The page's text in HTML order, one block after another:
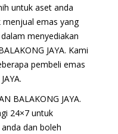
untuk aset anda
menjual emas yang
menyediakan
JAYA. Kami
pembeli emas
BALAKONG JAYA.
24×7 untuk
dan boleh